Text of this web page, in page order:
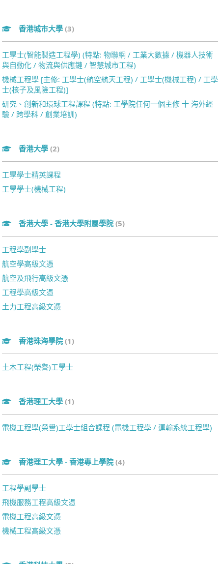
香港城市大學 (3)
工學士(智能製造工程學) (特點: 物聯網 / 工業大數據 / 機器人技術
與自動化 / 物流與供應鏈 / 智慧城市工程)
機械工程學 [主修: 工學士(航空航天工程) / 工學士(機械工程) / 工學
士(核子及風險工程)]
研究、創新和環球工程課程 (特點: 工學院任何一個主修 十 海外經
驗 / 跨學科 / 創業培訓)
香港大學 (2)
工學學士精英課程
工學學士(機械工程)
香港大學 - 香港大學附屬學院 (5)
工程學副學士
航空學高級文憑
航空及飛行高級文憑
工程學高級文憑
土力工程高級文憑
香港珠海學院 (1)
土木工程(榮譽)工學士
香港理工大學 (1)
電機工程學(榮譽)工學士組合課程 (電機工程學 / 運輸系統工程學)
香港理工大學 - 香港專上學院 (4)
工程學副學士
飛機服務工程高級文憑
電機工程高級文憑
機械工程高級文憑